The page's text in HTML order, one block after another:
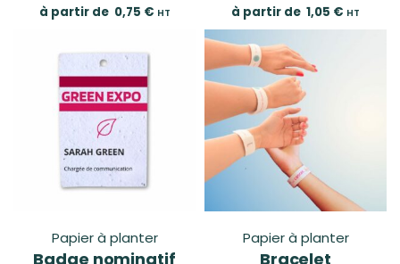
à partir de 0,75 € HT à partir de 1,05 € HT
Papier à planter
Badge nominatif
Papier à planter
Bracelet